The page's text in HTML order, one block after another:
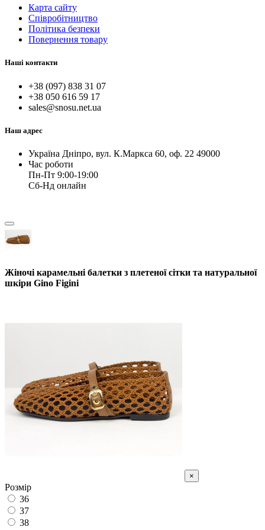
Карта сайту
Співробітництво
Політика безпеки
Повернення товару
Наші контакти
+38 (097) 838 31 07
+38 050 616 59 17
sales@snosu.net.ua
Наш адрес
Україна Дніпро, вул. К.Маркса 60, оф. 22 49000
Час роботи
Пн-Пт 9:00-19:00
Сб-Нд онлайн
Жіночі карамельні балетки з плетеної сітки та натуральної
шкіри Gino Figini
×
Розмір
36
37
38